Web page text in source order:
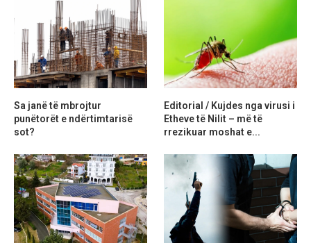
Sa janë të mbrojtur
punëtorët e ndërtimtarisë
sot?
Editorial / Kujdes nga virusi i
Etheve të Nilit – më të
rrezikuar moshat e...